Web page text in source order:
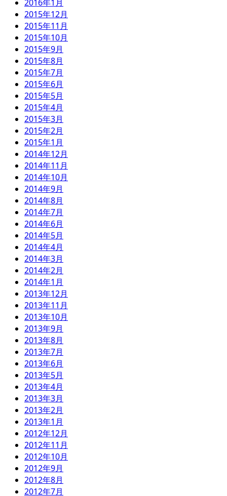
2016年1月
2015年12月
2015年11月
2015年10月
2015年9月
2015年8月
2015年7月
2015年6月
2015年5月
2015年4月
2015年3月
2015年2月
2015年1月
2014年12月
2014年11月
2014年10月
2014年9月
2014年8月
2014年7月
2014年6月
2014年5月
2014年4月
2014年3月
2014年2月
2014年1月
2013年12月
2013年11月
2013年10月
2013年9月
2013年8月
2013年7月
2013年6月
2013年5月
2013年4月
2013年3月
2013年2月
2013年1月
2012年12月
2012年11月
2012年10月
2012年9月
2012年8月
2012年7月